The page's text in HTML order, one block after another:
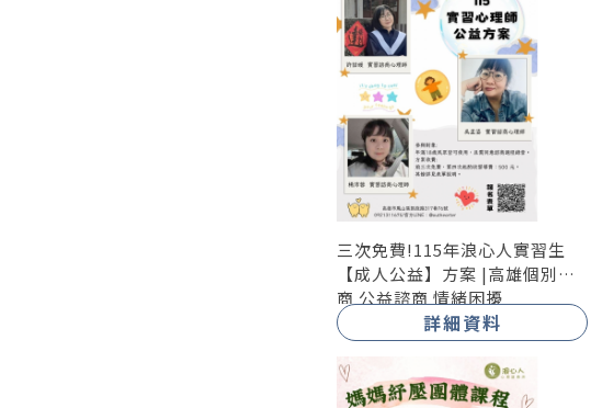
三次免費!115年浪心人實習生
【成人公益】方案 |高雄個別諮
商 公益諮商 情緒困擾
詳細資料